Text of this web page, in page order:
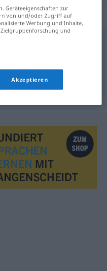
Geräteeigenschaften zur
von und/oder Zugriff auf
Werbung und Inhalte,
und
Akzeptieren